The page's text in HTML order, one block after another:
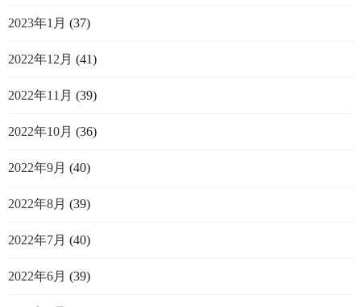
2023年1月 (37)
2022年12月 (41)
2022年11月 (39)
2022年10月 (36)
2022年9月 (40)
2022年8月 (39)
2022年7月 (40)
2022年6月 (39)